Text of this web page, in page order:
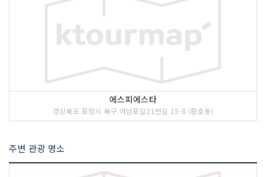
에스피에스타
경상북도 포항시 북구 여남포길21번길 15-8 (환호동)
주변 관광 명소